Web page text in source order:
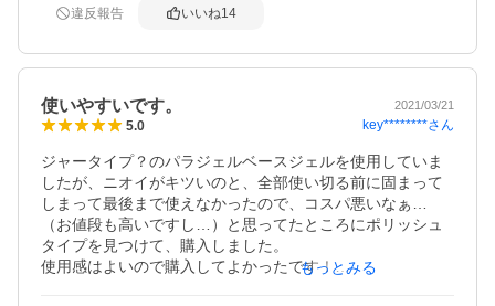
違反報告 いいね14
使いやすいです。 2021/03/21
5.0 key********さん
ジャータイプ？のパラジェルベースジェルを使用していま
したが、ニオイがキツいのと、全部使い切る前に固まって
しまって最後まで使えなかったので、コスパ悪いなぁ…
（お値段も高いですし…）と思ってたところにポリッシュ
タイプを見つけて、購入しました。
使用感はよいので購入してよかったです！ もっとみる